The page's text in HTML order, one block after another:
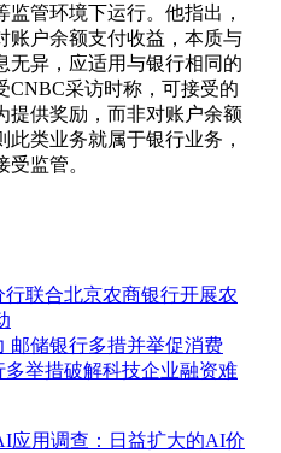
管环境下运行。他指出，
账户余额支付收益，本质与
无异，应适用与银行相同的
CNBC采访时称，可接受的
提供奖励，而非对账户余额
类业务就属于银行业务，
监管。
联合北京农商银行开展农
邮储银行多措并举促消费
举措破解科技企业融资难
应用调查：日益扩大的AI价